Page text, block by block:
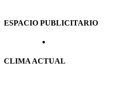
ESPACIO PUBLICITARIO
CLIMA ACTUAL